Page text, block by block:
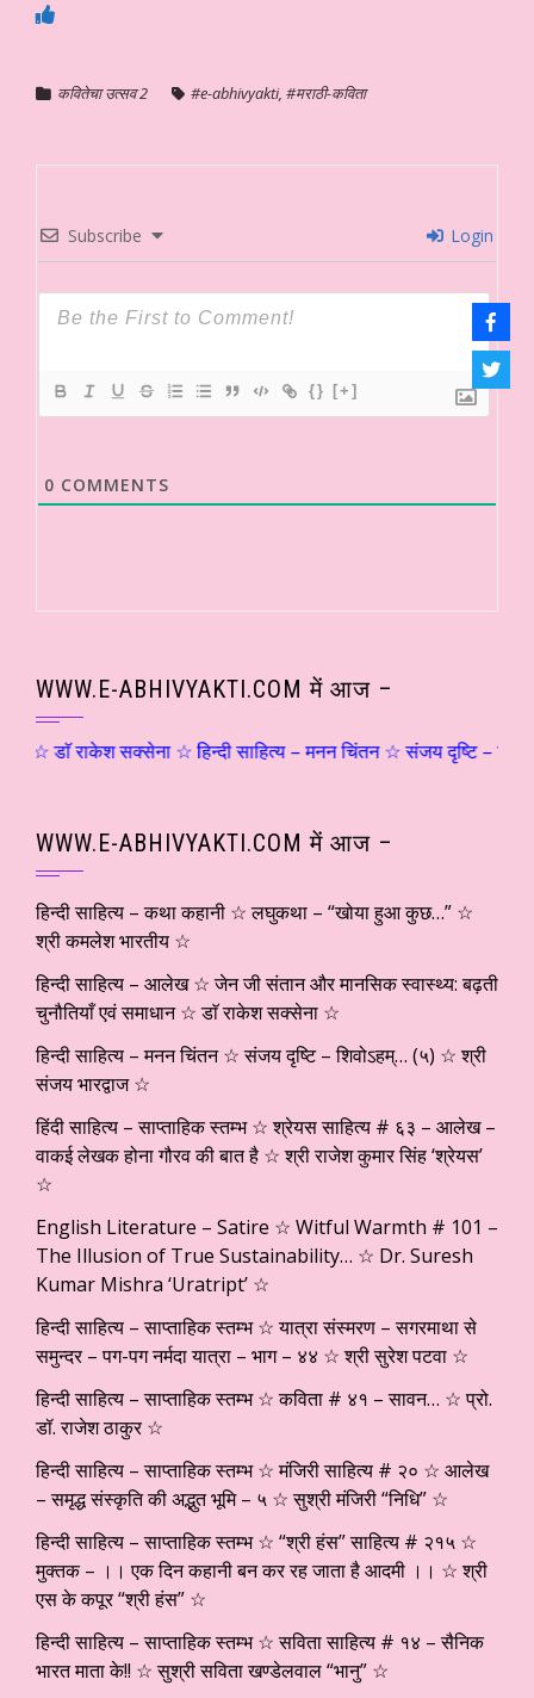
कवितेचा उत्सव 2 #e-abhivyakti, #मराठी-कविता
Subscribe Login
{} [+]
0 COMMENTS
WWW.E-ABHIVYAKTI.COM में आज –
सक्सेना ☆ हिन्दी साहित्य – मनन चिंतन ☆ संजय दृष्टि –
WWW.E-ABHIVYAKTI.COM में आज –
हिन्दी साहित्य – कथा कहानी ☆ लघुकथा – “खोया हुआ कुछ…” ☆
श्री कमलेश भारतीय ☆
हिन्दी साहित्य – आलेख ☆ जेन जी संतान और मानसिक स्वास्थ्य: बढ़ती
चुनौतियाँ एवं समाधान ☆ डाॅ राकेश सक्सेना ☆
हिन्दी साहित्य – मनन चिंतन ☆ संजय दृष्टि – शिवोऽहम्… (५) ☆ श्री
संजय भारद्वाज ☆
हिंदी साहित्य – साप्ताहिक स्तम्भ ☆ श्रेयस साहित्य # ६३ – आलेख –
वाकई लेखक होना गौरव की बात है ☆ श्री राजेश कुमार सिंह ‘श्रेयस’
☆
English Literature – Satire ☆ Witful Warmth # 101 –
The Illusion of True Sustainability… ☆ Dr. Suresh
Kumar Mishra ‘Uratript’ ☆
हिन्दी साहित्य – साप्ताहिक स्तम्भ ☆ यात्रा संस्मरण – सगरमाथा से
समुन्दर – पग-पग नर्मदा यात्रा – भाग – ४४ ☆ श्री सुरेश पटवा ☆
हिन्दी साहित्य – साप्ताहिक स्तम्भ ☆ कविता # ४१ – सावन… ☆ प्रो.
डॉ. राजेश ठाकुर ☆
हिन्दी साहित्य – साप्ताहिक स्तम्भ ☆ मंजिरी साहित्य # २० ☆ आलेख
– समृद्ध संस्कृति की अद्भुत भूमि – ५ ☆ सुश्री मंजिरी “निधि” ☆
हिन्दी साहित्य – साप्ताहिक स्तम्भ ☆ “श्री हंस” साहित्य # २१५ ☆
मुक्तक – ।। एक दिन कहानी बन कर रह जाता है आदमी ।। ☆ श्री
एस के कपूर “श्री हंस” ☆
हिन्दी साहित्य – साप्ताहिक स्तम्भ ☆ सविता साहित्य # १४ – सैनिक
भारत माता के!! ☆ सुश्री सविता खण्डेलवाल “भानु” ☆